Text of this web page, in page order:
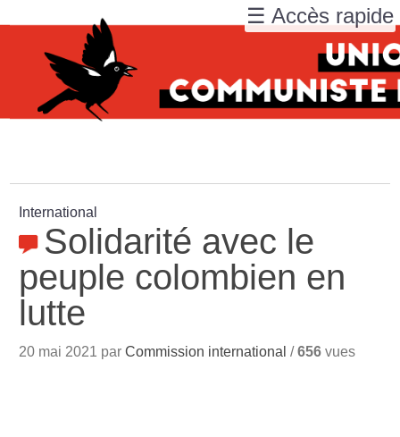
International
Solidarité avec le
peuple colombien en
lutte
20 mai 2021 parCommission international /656 vues
☰ Accès rapide